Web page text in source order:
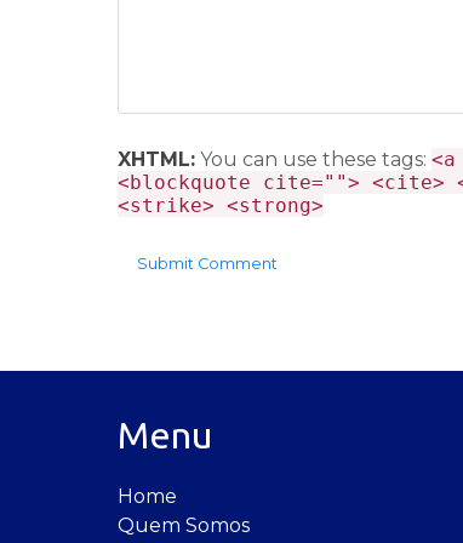
XHTML: You can use these tags:
<blockquote cite=""> <cite>
<strike> <strong>
Menu
Home
Quem Somos